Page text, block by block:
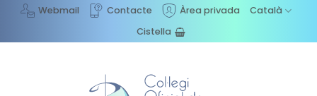
content
Webmail Contacte Àrea privada
Català
Cistella